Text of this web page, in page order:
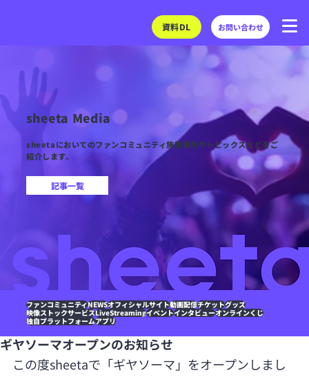
資料DL お問い合わせ
sheeta Media
sheetaにおいてのファンコミュニティ施策事例やトピックスなどをご
紹介します。
記事一覧
ファンコミュニティNEWSオフィシャルサイト動画配信チケットグッズ
映像ストックサービスLiveStreamingイベントインタビューオンラインくじ
独自プラットフォームアプリ
ギヤソーマオープンのお知らせ
この度sheetaで「ギヤソーマ」をオープンしまし